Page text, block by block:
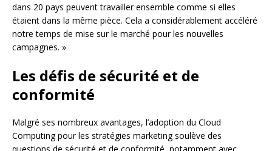
dans 20 pays peuvent travailler ensemble comme si elles
étaient dans la même pièce. Cela a considérablement accéléré
notre temps de mise sur le marché pour les nouvelles
campagnes. »
Les défis de sécurité et de
conformité
Malgré ses nombreux avantages, l’adoption du Cloud
Computing pour les stratégies marketing soulève des